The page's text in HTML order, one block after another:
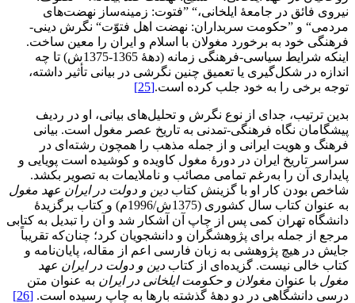
نیروی فائق در جامعۀ ایلخانی،“ ”فتوت: زمینه‌ساز نهضت‌های
مردمی“ و ”حکومت سربداران: نهضت اهل فتوّت“ نگرش دینی-
فرهنگی خود به برخورد مغولان با اسلام و ایران را معین ساخت.
اینکه شرایط سیاسی-فرهنگی زمانه (دهۀ 1365-1375ش) تا چه
اندازه در شکل‌گیری یا تعمیق چنین نگرشی در بیانی تأثیر داشته،
توجه برخی را به خود جلب کرده است.[25]
بدین ترتیب، جدای از نوع نگرش و تحلیل‌های بیانی، او در ردیف
پیشگامان نگاه فرهنگی-تمدنی به تاریخ عصر مغول است. بیانی
فرهنگ و هویت ایرانی و از جمله مذهب را همچون رشته‌ای در
سراسر تاریخ ایران در دورۀ مغول کاویده و کوشیده است پویایی و
پایداری آن را به‌رغم تمامی مصائب و ناملایمات به تصویر بکشد.
شاخص بودن کار او با گزینش کتاب دین و دولت در ایران عهد مغول
به عنوان کتاب سال کشوری (1375ش/1996م) و کتاب برگزیدۀ
دانشگاه تهران کمی پس از چاپ آن آشکار شد و آن را تبدیل به کتابی
مرجع از جمله برای پژوهشگران و دانشجویان کرد؛ چنان‌که تقریباً
جایش در هیچ پژوهشی به زبان فارسی اعم از مقاله، پایان‌نامه و
کتاب خالی نیست. گزیده‌ای از کتاب دین و دولت در ایران عهد
مغول با عنوان مغولان و حکومت ایلخانی در ایران به عنوان متن
درسی دانشگاهی در دو دهۀ گذشته بارها به چاپ رسیده است. [26]